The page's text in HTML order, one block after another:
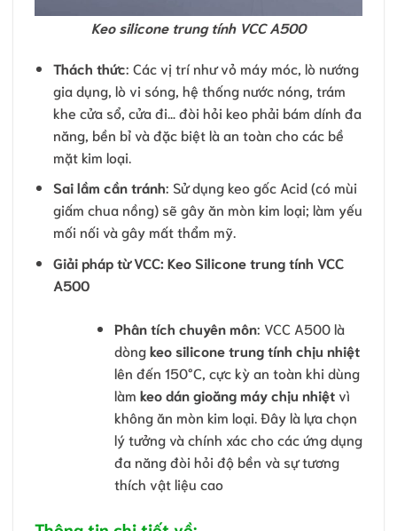
Keo silicone trung tính VCC A500
Thách thức: Các vị trí như vỏ máy móc, lò nướng
gia dụng, lò vi sóng, hệ thống nước nóng, trám
khe cửa sổ, cửa đi… đòi hỏi keo phải bám dính đa
năng, bền bỉ và đặc biệt là an toàn cho các bề
mặt kim loại.
Sai lầm cần tránh: Sử dụng keo gốc Acid (có mùi
giấm chua nồng) sẽ gây ăn mòn kim loại; làm yếu
mối nối và gây mất thẩm mỹ.
Giải pháp từ VCC: Keo Silicone trung tính VCC
A500
Phân tích chuyên môn: VCC A500 là
dòngkeo silicone trung tính chịu nhiệt
lên đến 150°C, cực kỳ an toàn khi dùng
làm keo dán gioăng máy chịu nhiệtvì
không ăn mòn kim loại. Đây là lựa chọn
lý tưởng và chính xác cho các ứng dụng
đa năng đòi hỏi độ bền và sự tương
thích vật liệu cao